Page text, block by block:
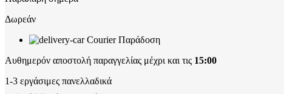
Δωρεάν
Courier Παράδοση
Αυθημερόν αποστολή παραγγελίας μέχρι και τις 15:00
1-3 εργάσιμες πανελλαδικά